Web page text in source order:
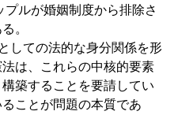
ルが婚姻制度から排除さ
。
しての法的な身分関係を形
は、これらの中核的要素
築することを要請してい
ことが問題の本質であ